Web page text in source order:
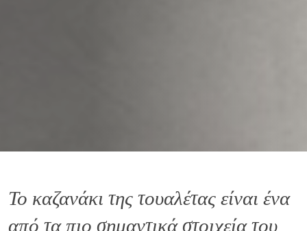
Το καζανάκι της τουαλέτας είναι ένα
από τα πιο σημαντικά στοιχεία του